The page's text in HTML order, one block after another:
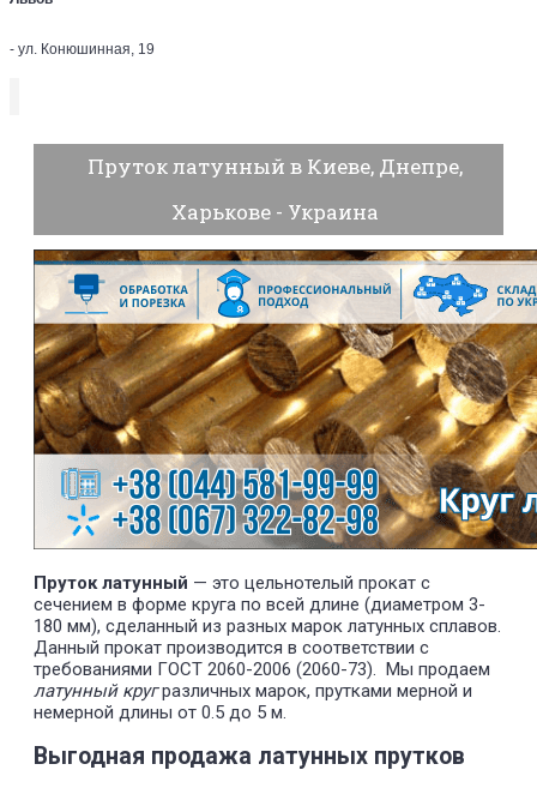
- ул. Конюшинная, 19
Пруток латунный в Киеве, Днепре,
Харькове - Украина
Пруток латунный — это цельнотелый прокат с
сечением в форме круга по всей длине (диаметром 3-
180 мм), сделанный из разных марок латунных сплавов.
Данный прокат производится в соответствии с
требованиями ГОСТ 2060-2006 (2060-73). Мы продаем
латунный кругразличных марок, прутками мерной и
немерной длины от 0.5 до 5 м.
Выгодная продажа латунных прутков